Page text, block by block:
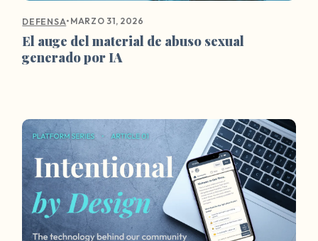
DEFENSA• MARZO 31, 2026
El auge del material de abuso sexual
generado por IA